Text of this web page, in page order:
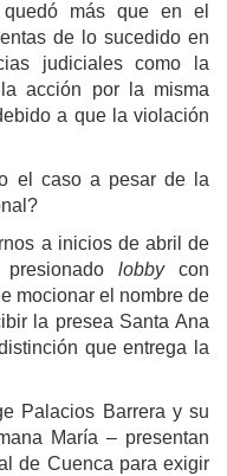
más que en el
de lo sucedido en
judiciales como la
acción por la misma
a que la violación
el caso a pesar de la
a inicios de abril de
presionadolobbycon
mocionar el nombre de
la presea Santa Ana
que entrega la
Palacios Barrera y su
María – presentan
de Cuenca para exigir